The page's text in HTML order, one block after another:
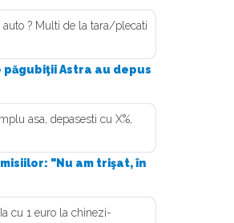
auto ? Multi de la tara/plecati
păgubiţii Astra au depus
asa, depasesti cu X%,
"Nu am trişat, în
cu 1 euro la chinezi-